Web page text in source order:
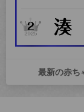
最新の赤ち